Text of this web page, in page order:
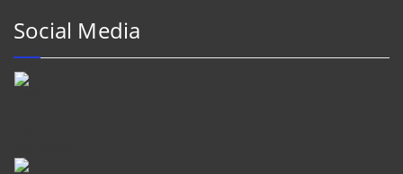
Social Media